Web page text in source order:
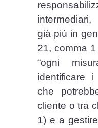
già più in
21, comma
“ogni
identificare
che
cliente o tra
1) e a